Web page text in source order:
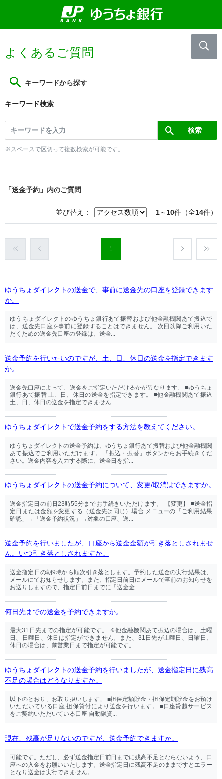
よくあるご質問
キーワードから探す
キーワード検索
※スペースで区切って複数検索が可能です。
「送金予約」内のご質問
並び替え： 1～ 10件（全14件）
1
ゆうちょダイレクトの送金で、事前に送金先の口座を登録できます
か。
ゆうちょダイレクトのゆうちょ銀行あて振替および他金融機関あて振込で
は、送金先口座を事前に登録することはできません。 次回以降ご利用いた
だくための送金先口座の登録は、送金...
送金予約を行いたいのですが、土、日、休日の送金を指定できます
か。
送金先口座によって、送金をご指定いただけるかが異なります。 ■ゆうちょ
銀行あて振替 土、日、休日の送金を指定できます。 ■他金融機関あて振込
土、日、休日の送金を指定できません...
ゆうちょダイレクトで送金予約をする方法を教えてください。
ゆうちょダイレクトの送金予約は、ゆうちょ銀行あて振替および他金融機関
あて振込でご利用いただけます。 「振込・振替」ボタンからお手続きくだ
さい。送金内容を入力する際に、送金日を指...
ゆうちょダイレクトの送金予約について、変更/取消はできますか。
送金指定日の前日23時55分までお手続きいただけます。 【変更】 ■送金指
定日または金額を変更する（送金先は同じ）場合 メニューの「ご利用結果
確認」→「送金予約状況」→対象の口座、送...
送金予約を行いましたが、口座から送金金額が引き落としされませ
ん。いつ引き落としされますか。
送金指定日の朝9時から順次引き落とします。予約した送金の実行結果は、
メールにてお知らせします。また、指定日前日にメールで事前のお知らせを
お送りしますので、指定日前日までに「送金金...
何日先までの送金を予約できますか。
最大31日先までの指定が可能です。 ※他金融機関あて振込の場合は、土曜
日、日曜日、休日は指定ができません。また、31日先が土曜日、日曜日、
休日の場合は、前営業日まで指定が可能です。
ゆうちょダイレクトの送金予約を行いましたが、送金指定日に残高
不足の場合はどうなりますか。
以下のとおり、お取り扱いします。 ■担保定額貯金・担保定期貯金をお預け
いただいている口座 担保貸付により送金を行います。 ■口座貸越サービス
をご契約いただいている口座 自動融資...
現在、残高が足りないのですが、送金予約できますか。
可能です。ただし、必ず送金指定日前日までに残高不足とならないよう、口
座への入金をお願いいたします。送金指定日に残高不足のままですとエラー
となり送金は実行できません。